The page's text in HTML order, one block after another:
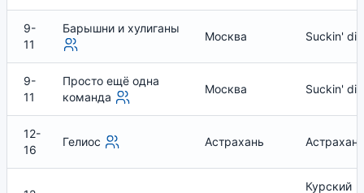
9-
11
Барышни и хулиганы
Москва Suckin'
9-
11
Просто ещё одна
команда
Москва Suckin'
12-
16
Гелиос Астрахань Астрахань
Курский